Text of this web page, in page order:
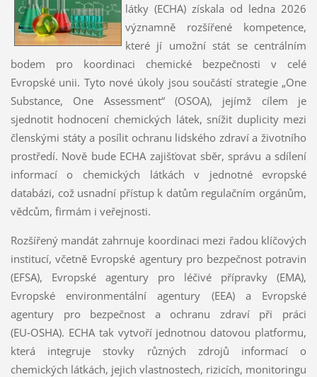
látky (ECHA) získala od ledna 2026
významně rozšířené kompetence,
které jí umožní stát se centrálním
bodem pro koordinaci chemické bezpečnosti v celé
Evropské unii. Tyto nové úkoly jsou součástí strategie „One
Substance, One Assessment“ (OSOA), jejímž cílem je
sjednotit hodnocení chemických látek, snížit duplicity mezi
členskými státy a posílit ochranu lidského zdraví a životního
prostředí. Nově bude ECHA zajišťovat sběr, správu a sdílení
informací o chemických látkách v jednotné evropské
databázi, což usnadní přístup k datům regulačním orgánům,
vědcům, firmám i veřejnosti.
Rozšířený mandát zahrnuje koordinaci mezi řadou klíčových
institucí, včetně Evropské agentury pro bezpečnost potravin
(EFSA), Evropské agentury pro léčivé přípravky (EMA),
Evropské environmentální agentury (EEA) a Evropské
agentury pro bezpečnost a ochranu zdraví při práci
(EU‑OSHA). ECHA tak vytvoří jednotnou datovou platformu,
která integruje stovky různých zdrojů informací o
chemických látkách, jejich vlastnostech, rizicích, monitoringu